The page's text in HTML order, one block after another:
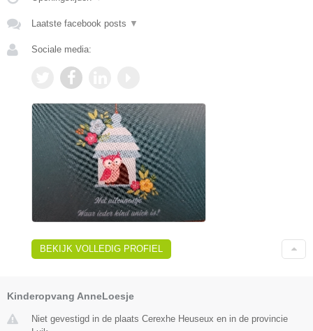
Laatste facebook posts ▼
Sociale media:
BEKIJK VOLLEDIG PROFIEL
Kinderopvang AnneLoesje
Niet gevestigd in de plaats Cerexhe Heuseux en in de provincie